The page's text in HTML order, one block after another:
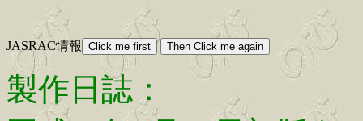
JASRAC情報
製作日誌：